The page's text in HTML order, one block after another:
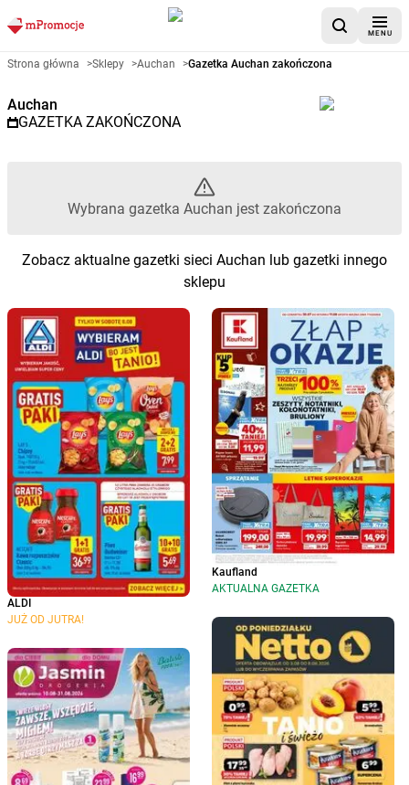
MENU
Gazetka promocyjna Auchan
Strona główna >Sklepy >Auchan >Gazetka Auchan zakończona
Auchan
GAZETKA ZAKOŃCZONA
Wybrana gazetka Auchan jest zakończona
Zobacz aktualne gazetki sieci Auchan lub gazetki innego
sklepu
ALDI
JUŻ OD JUTRA!
Kaufland
AKTUALNA GAZETKA